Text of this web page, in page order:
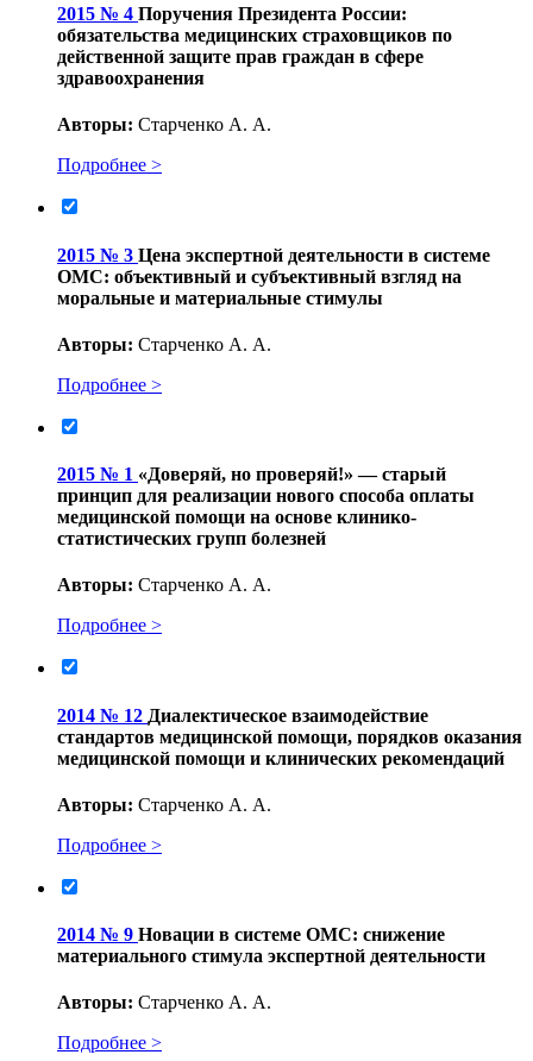
2015 № 4 Поручения Президента России:
обязательства медицинских страховщиков по
действенной защите прав граждан в сфере
здравоохранения
Авторы: Старченко А. А.
Подробнее >
2015 № 3 Цена экспертной деятельности в системе
ОМС: объективный и субъективный взгляд на
моральные и материальные стимулы
Авторы: Старченко А. А.
Подробнее >
2015 № 1 «Доверяй, но проверяй!» — старый
принцип для реализации нового способа оплаты
медицинской помощи на основе клинико-
статистических групп болезней
Авторы: Старченко А. А.
Подробнее >
2014 № 12 Диалектическое взаимодействие
стандартов медицинской помощи, порядков оказания
медицинской помощи и клинических рекомендаций
Авторы: Старченко А. А.
Подробнее >
2014 № 9 Новации в системе ОМС: снижение
материального стимула экспертной деятельности
Авторы: Старченко А. А.
Подробнее >